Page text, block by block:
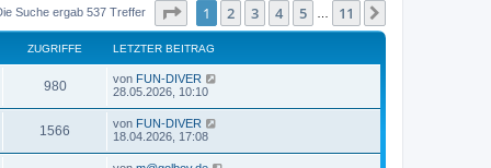
Suche ergab 537 Treffer Seite von11
1 2 3 4 5 11
ZUGRIFFE LETZTER BEITRAG
980Z
u
L
e
t
e
r
von FUN-DIVER
28.05.2026, 10:10
1566
u
L
e
von FUN-DIVER
18.04.2026, 17:08